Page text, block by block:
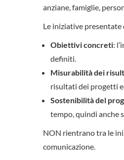
anziane, famiglie,
Le iniziative
Obiettivi concreti:
definiti.
Misurabilità dei
risultati dei progetti
Sostenibilità del
tempo, quindi anche
NON rientrano tra le
comunicazione.